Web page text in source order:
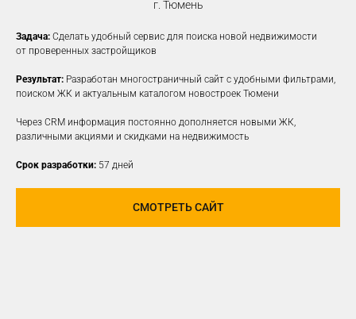
г. Тюмень
Задача: Сделать удобный сервис для поиска новой недвижимости
от проверенных застройщиков
Результат: Разработан многостраничный сайт с удобными фильтрами,
поиском ЖК и актуальным каталогом новостроек Тюмени
Через CRM информация постоянно дополняется новыми ЖК,
различными акциями и скидками на недвижимость
Срок разработки: 57 дней
СМОТРЕТЬ САЙТ